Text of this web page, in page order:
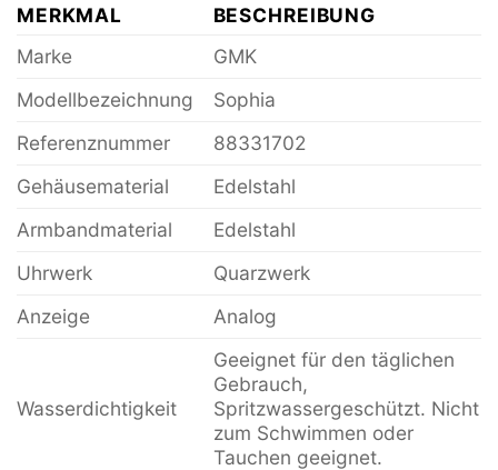
MERKMAL
BESCHREIBUNG
Marke
GMK
Modellbezeichnung
Sophia
Referenznummer
88331702
Gehäusematerial
Edelstahl
Armbandmaterial
Edelstahl
Uhrwerk
Quarzwerk
Anzeige
Analog
Wasserdichtigkeit
Geeignet für den täglichen
Gebrauch,
Spritzwassergeschützt. Nicht
zum Schwimmen oder
Tauchen geeignet.